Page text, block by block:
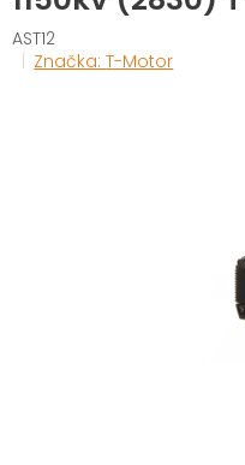
AST12
Značka:T-Motor